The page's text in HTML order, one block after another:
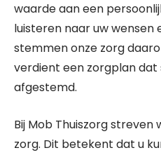
waarde aan een
luisteren naar uw wensen
stemmen onze zorg
verdient een zorgplan dat
afgestemd.
Bij Mob Thuiszorg
zorg. Dit betekent dat u